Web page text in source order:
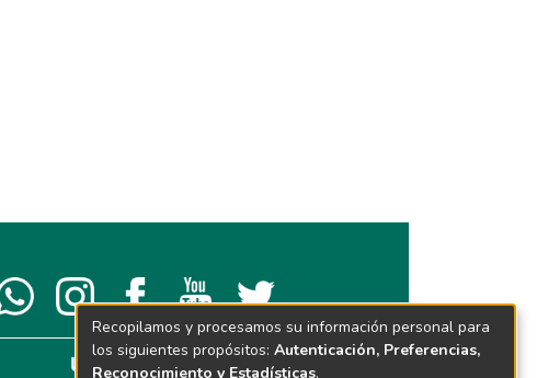
Recopilamos y procesamos su información personal para
los siguientes propósitos: Autenticación, Preferencias,
Reconocimiento y Estadísticas.